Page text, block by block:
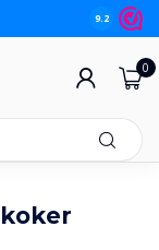
9.2
0